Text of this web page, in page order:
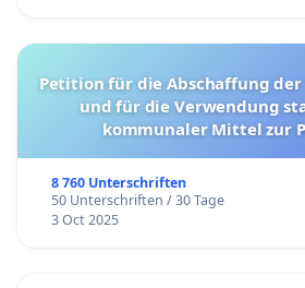
Petition für die Abschaffung der Tötungsstationen
und für die Verwendung
kommunaler Mittel zur
8 760 Unterschriften
50 Unterschriften / 30 Tage
3 Oct 2025